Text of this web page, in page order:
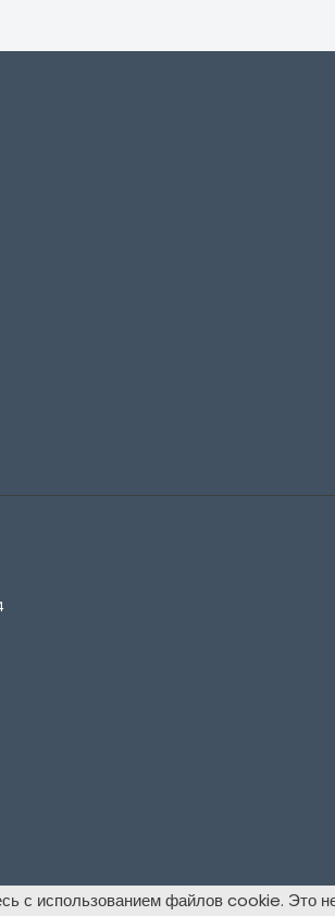
использованием файлов cookie. Это